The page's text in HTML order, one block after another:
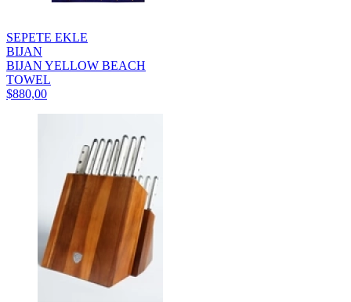
SEPETE EKLE
BIJAN
BIJAN YELLOW BEACH
TOWEL
$880,00